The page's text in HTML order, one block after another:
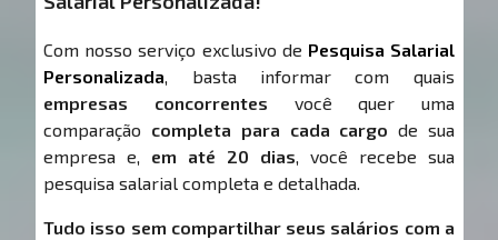
Com nosso serviço exclusivo de Pesquisa Salarial
Personalizada, basta informar com quais
empresas concorrentes você quer uma
comparação completa para cada cargo de sua
empresa e, em até 20 dias, você recebe sua
pesquisa salarial completa e detalhada.
Tudo isso sem compartilhar seus salários com a